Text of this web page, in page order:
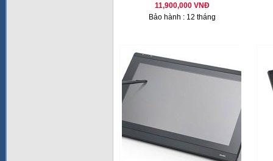
11,900,000 VNĐ
Bảo hành : 12 tháng